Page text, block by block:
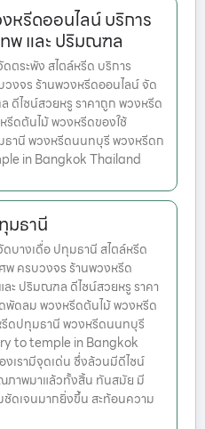
หรีดออนไลน์ บริการ
พ และ ปริมณฑล
ระพัง สไตล์หรีด บริการ
งจร ร้านพวงหรีดออนไลน์ จัด
ดีไซน์สวยหรู ราคาถูก พวงหรีด
ดต้นไม้ พวงหรีดของใช้
ธานี พวงหรีดนนทบุรี พวงหรีดก
in Bangkok Thailand
มธานี
างเดื่อ ปทุมธานี สไตล์หรีด
ครบวงจร ร้านพวงหรีด
ะ ปริมณฑล ดีไซน์สวยหรู ราคา
ดลม พวงหรีดต้นไม้ พวงหรีด
รีดปทุมธานี พวงหรีดนนทบุรี
to temple in Bangkok
เรามีจุดเด่น ซึ่งล้วนมีดีไซน์
ภาพมาแล้วทั้งสิ้น ทันสมัย มี
ดเจนมากยิ่งขึ้น สะท้อนความ